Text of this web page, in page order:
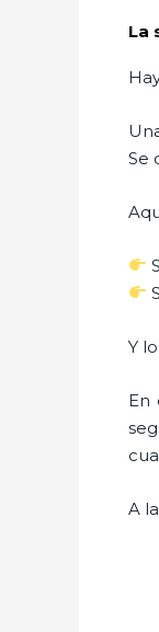
La
Se
Y
En
A